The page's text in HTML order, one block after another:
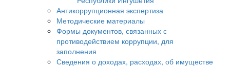
Антикоррупционная экспертиза
Методические материалы
Формы документов, связанных с
противодействием коррупции, для
заполнения
Сведения о доходах, расходах, об имуществе